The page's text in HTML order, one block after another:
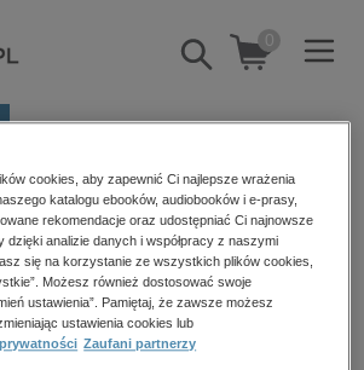
Pokaż/schowaj
wyszukiwarkę
0
prasa
aranżacja wnętrz
gospodarka
Bylica
Bylica
cookies, aby zapewnić Ci najlepsze wrażenia
katalogu ebooków, audiobooków i e-prasy,
rekomendacje oraz udostępniać Ci najnowsze
dzięki analizie danych i współpracy z naszymi
się na korzystanie ze wszystkich plików cookies,
Możesz również dostosować swoje
ustawienia”. Pamiętaj, że zawsze możesz
ustawienia cookies lub
Zaufani partnerzy